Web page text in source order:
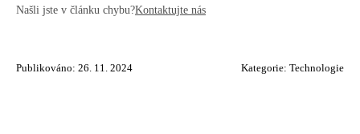
Našli jste v článku chybu?Kontaktujte nás
Publikováno: 26. 11. 2024 Kategorie: Technologie